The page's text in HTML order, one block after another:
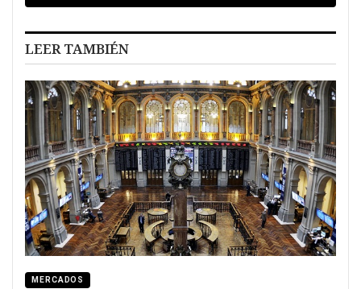
LEER TAMBIÉN
MERCADOS